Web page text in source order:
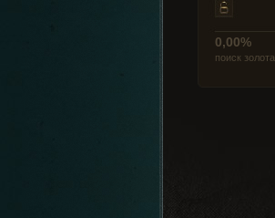
0,00%
поиск золота